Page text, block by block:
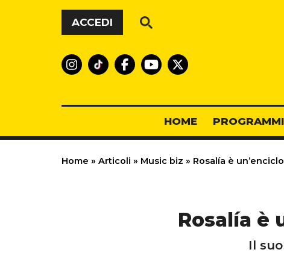
Vai al contenuto
ACCEDI
HOME PROGRAMMI
Home » Articoli » Music biz » Rosalía è
Rosalía è
Il